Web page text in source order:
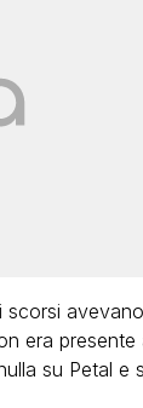
era presente
su Petal e